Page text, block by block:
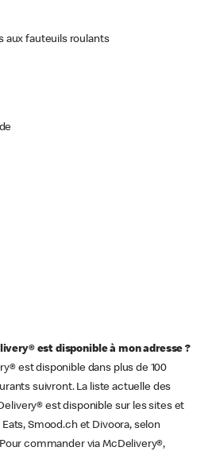
aux fauteuils roulants
est disponible à mon adresse ?
est disponible dans plus de 100
suivront. La liste actuelle des
est disponible sur les sites et
Smood.ch et Divoora, selon
commander via McDelivery®,